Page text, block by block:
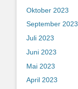
Oktober 2023
September 2023
Juli 2023
Juni 2023
Mai 2023
April 2023